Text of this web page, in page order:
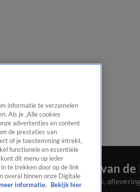
Nieuws van de
Seizoen 2026,
informatie te verzamelen
Als je „Alle cookies
advertenties en content
de prestaties van
of je toestemming intrekt,
functionele en essentiële
dit menu op ieder
te trekken door op de link
overal binnen onze Digitale
informatie.
Bekijk hier